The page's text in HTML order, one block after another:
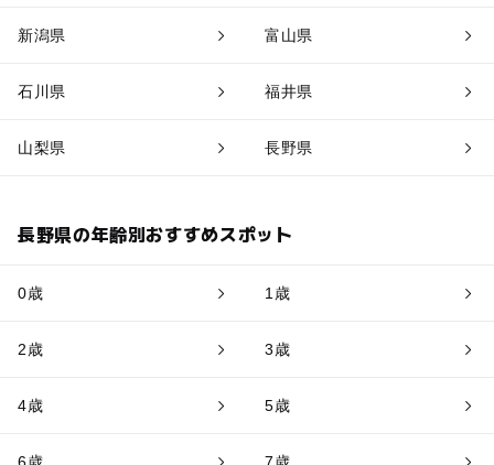
新潟県 富山県
石川県 福井県
山梨県 長野県
長野県の年齢別おすすめスポット
0歳 1歳
2歳 3歳
4歳 5歳
6歳 7歳